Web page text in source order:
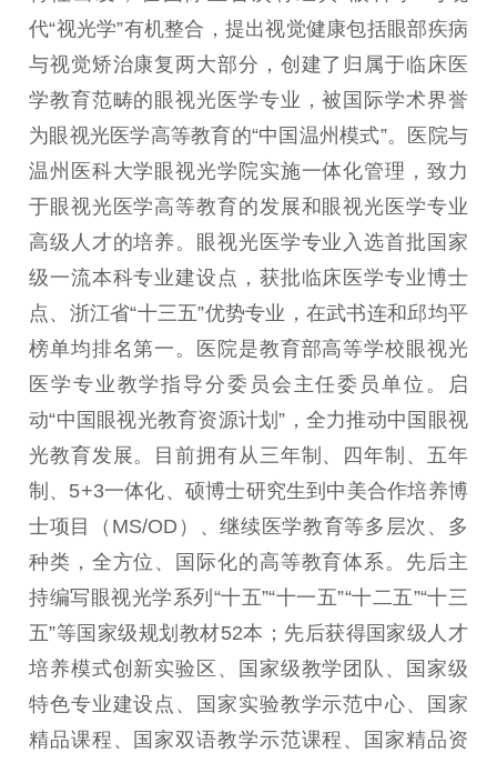
代“视光学”有机整合，提出视觉健康包括眼部疾病
与视觉矫治康复两大部分，创建了归属于临床医
学教育范畴的眼视光医学专业，被国际学术界誉
为眼视光医学高等教育的“中国温州模式”。医院与
温州医科大学眼视光学院实施一体化管理，致力
于眼视光医学高等教育的发展和眼视光医学专业
高级人才的培养。眼视光医学专业入选首批国家
级一流本科专业建设点，获批临床医学专业博士
点、浙江省“十三五”优势专业，在武书连和邱均平
榜单均排名第一。医院是教育部高等学校眼视光
医学专业教学指导分委员会主任委员单位。启
动“中国眼视光教育资源计划”，全力推动中国眼视
光教育发展。目前拥有从三年制、四年制、五年
制、5+3一体化、硕博士研究生到中美合作培养博
士项目（MS/OD）、继续医学教育等多层次、多
种类，全方位、国际化的高等教育体系。先后主
持编写眼视光学系列“十五”“十一五”“十二五”“十三
五”等国家级规划教材52本；先后获得国家级人才
培养模式创新实验区、国家级教学团队、国家级
特色专业建设点、国家实验教学示范中心、国家
精品课程、国家双语教学示范课程、国家精品资